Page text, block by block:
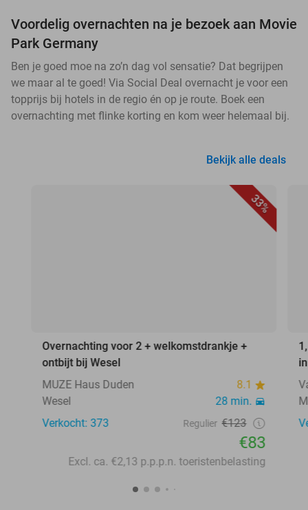
Voordelig overnachten na je bezoek aan Movie
Park Germany
Ben je goed moe na zo’n dag vol sensatie? Dat begrijpen
we maar al te goed! Via Social Deal overnacht je voor een
topprijs bij hotels in de regio én op je route. Boek een
overnachting met flinke korting en kom weer helemaal bij.
Bekijk alle deals
33%
Overnachting voor 2 + welkomstdrankje +
ontbijt bij Wesel
MUZE Haus Duden
8.1
Wesel
28 min.
Verkocht: 373
Regulier €123
€83
Excl. ca. €2,13 p.p.p.n. toeristenbelasting